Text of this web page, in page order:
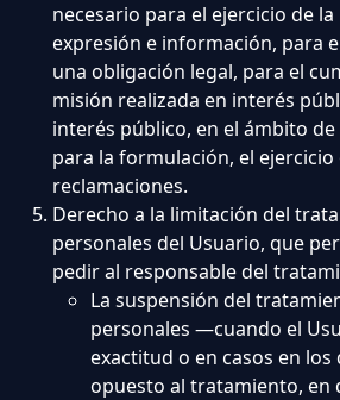
necesario para el ejercicio de
expresión e información, para
una obligación legal, para el
misión realizada en interés
interés público, en el ámbito
para la formulación, el ejercicio
reclamaciones.
Derecho a la limitación del
personales del Usuario, que
pedir al responsable del
La suspensión del
personales —cuando el
exactitud o en casos en los
opuesto al tratamiento, en